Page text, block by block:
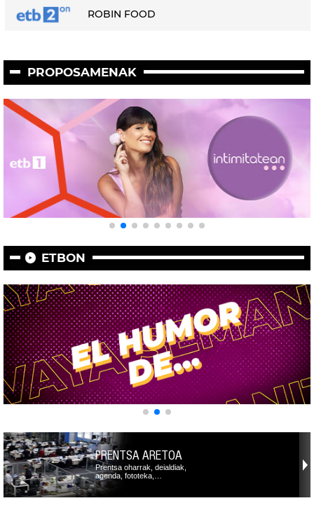
ROBIN FOOD
PROPOSAMENAK
ETBON
PRENTSA ARETOA
Prentsa oharrak, deialdiak,
agenda, fototeka,…